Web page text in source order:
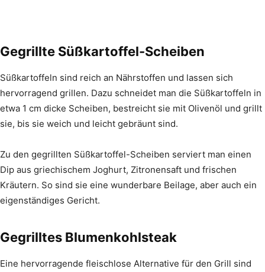
Gegrillte Süßkartoffel-Scheiben
Süßkartoffeln sind reich an Nährstoffen und lassen sich
hervorragend grillen. Dazu schneidet man die Süßkartoffeln in
etwa 1 cm dicke Scheiben, bestreicht sie mit Olivenöl und grillt
sie, bis sie weich und leicht gebräunt sind.
Zu den gegrillten Süßkartoffel-Scheiben serviert man einen
Dip aus griechischem Joghurt, Zitronensaft und frischen
Kräutern. So sind sie eine wunderbare Beilage, aber auch ein
eigenständiges Gericht.
Gegrilltes Blumenkohlsteak
Eine hervorragende fleischlose Alternative für den Grill sind